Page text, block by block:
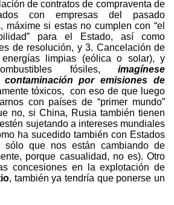
de contratos de compraventa de
con empresas del pasado
máxime si estas no cumplen con “el
para el Estado, así como
de resolución, y 3. Cancelación de
limpias (eólica o solar), y
fósiles, imagínese
contaminación por emisiones de
tóxicos, con eso de que luego
con países de “primer mundo”
no, si China, Rusia también tienen
sujetando a intereses mundiales
ha sucedido también con Estados
sólo que nos están cambiando de
porque casualidad, no es). Otro
concesiones en la explotación de
, también ya tendría que ponerse un